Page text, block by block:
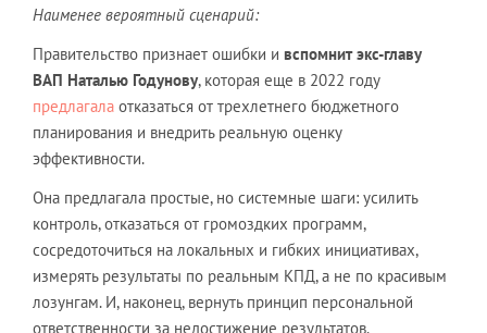
Наименее вероятный сценарий:
Правительство признает ошибки и вспомнит экс-главу
ВАП Наталью Годунову, которая еще в 2022 году
предлагала отказаться от трехлетнего бюджетного
планирования и внедрить реальную оценку
эффективности.
Она предлагала простые, но системные шаги: усилить
контроль, отказаться от громоздких программ,
сосредоточиться на локальных и гибких инициативах,
измерять результаты по реальным КПД, а не по красивым
лозунгам. И, наконец, вернуть принцип персональной
ответственности за недостижение результатов.